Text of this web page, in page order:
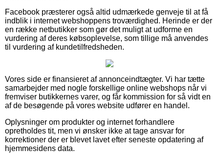
Facebook præsterer også altid udmærkede genveje til at få
indblik i internet webshoppens troværdighed. Herinde er der
en række netbutikker som gør det muligt at udforme en
vurdering af deres købsoplevelse, som tillige må anvendes
til vurdering af kundetilfredsheden.
Vores side er finansieret af annonceindtægter. Vi har tætte
samarbejder med nogle forskellige online webshops når vi
fremviser butikkernes varer, og får kommission for så vidt en
af de besøgende på vores website udfører en handel.
Oplysninger om produkter og internet forhandlere
opretholdes tit, men vi ønsker ikke at tage ansvar for
korrektioner der er blevet lavet efter seneste opdatering af
hjemmesidens data.